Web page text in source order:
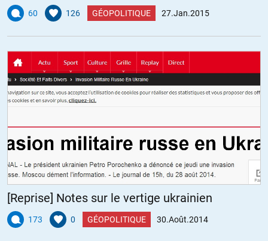
60 126 GÉOPOLITIQUE 27.Jan.2015
[Reprise] Notes sur le vertige ukrainien
173 0 GÉOPOLITIQUE 30.Août.2014